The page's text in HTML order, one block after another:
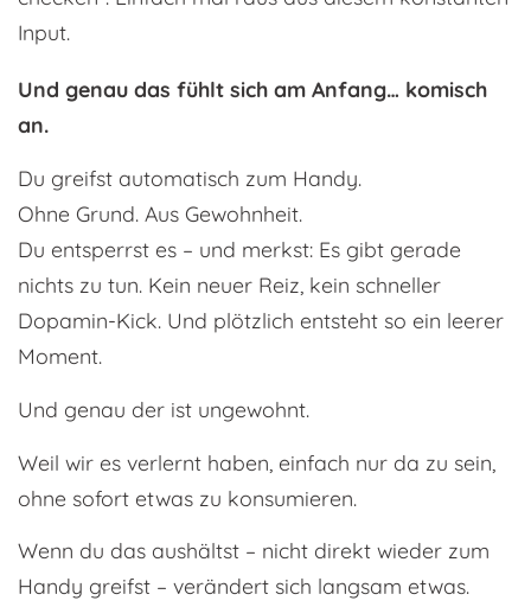
Input.
Und genau das fühlt sich am Anfang… komisch
an.
Du greifst automatisch zum Handy.
Ohne Grund. Aus Gewohnheit.
Du entsperrst es – und merkst: Es gibt gerade
nichts zu tun. Kein neuer Reiz, kein schneller
Dopamin-Kick. Und plötzlich entsteht so ein leerer
Moment.
Und genau der ist ungewohnt.
Weil wir es verlernt haben, einfach nur da zu sein,
ohne sofort etwas zu konsumieren.
Wenn du das aushältst – nicht direkt wieder zum
Handy greifst – verändert sich langsam etwas.